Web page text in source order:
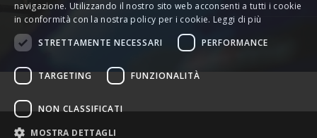
navigazione. Utilizzando il nostro sito web acconsenti a tutti i cookie
in conformità con la nostra policy per i cookie. Leggi di più
STRETTAMENTE NECESSARI
PERFORMANCE
TARGETING FUNZIONALITÀ
NON CLASSIFICATI
MOSTRA DETTAGLI